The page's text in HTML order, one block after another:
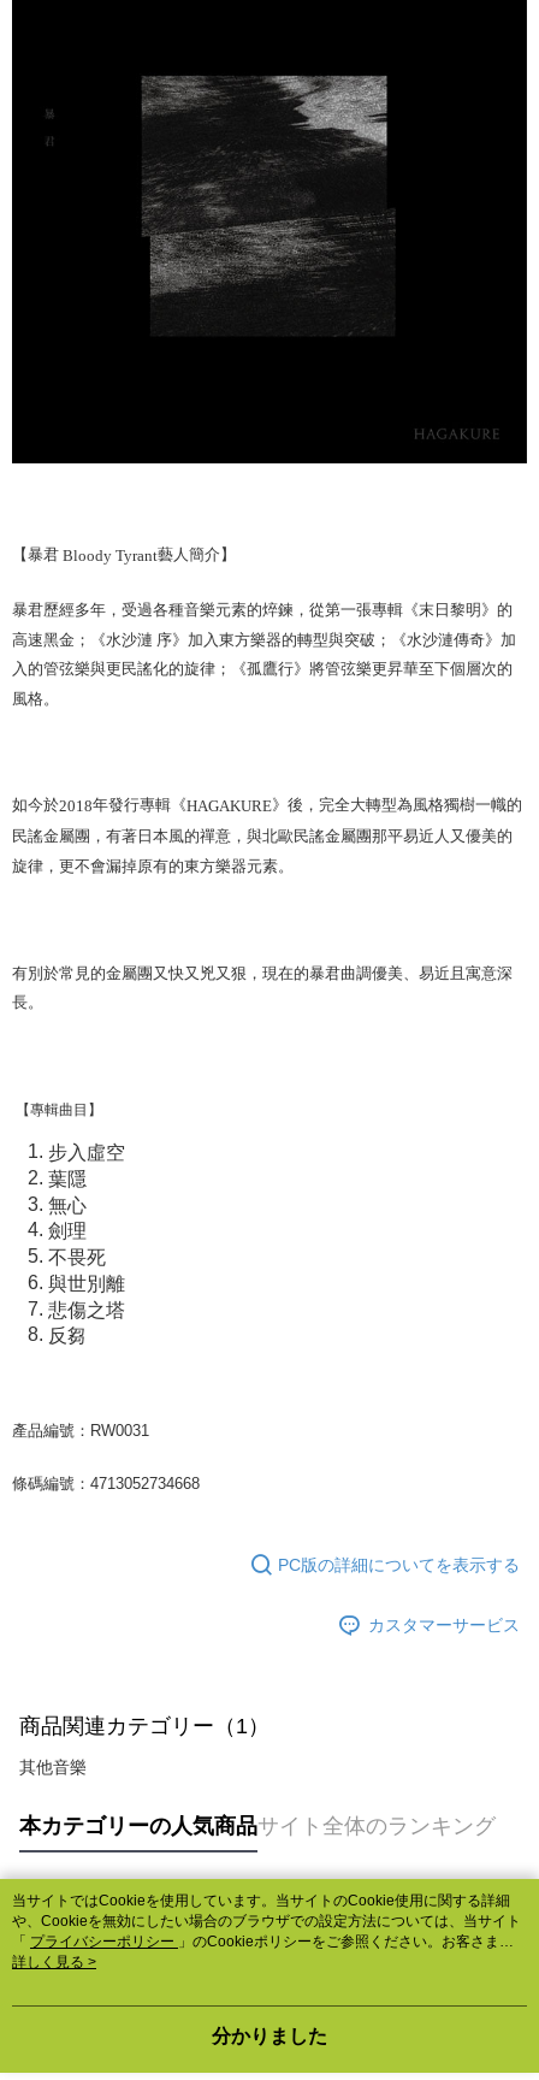
【暴君 Bloody Tyrant藝人簡介】
暴君歷經多年，受過各種音樂元素的焠鍊，從第一張專輯《末日黎明》的
高速黑金；《水沙漣 序》加入東方樂器的轉型與突破；《水沙漣傳奇》加
入的管弦樂與更民謠化的旋律；《孤鷹行》將管弦樂更昇華至下個層次的
風格。
如今於2018年發行專輯《HAGAKURE》後，完全大轉型為風格獨樹一幟的
民謠金屬團，有著日本風的禪意，與北歐民謠金屬團那平易近人又優美的
旋律，更不會漏掉原有的東方樂器元素。
有別於常見的金屬團又快又兇又狠，現在的暴君曲調優美、易近且寓意深
長。
【專輯曲目】
步入虛空
葉隱
無心
劍理
不畏死
與世別離
悲傷之塔
反芻
產品編號：RW0031
條碼編號：4713052734668
PC版の詳細についてを表示する
カスタマーサービス
商品関連カテゴリー（1）
其他音樂
本カテゴリーの人気商品サイト全体のランキング
人気タグ
当サイトではCookieを使用しています。当サイトのCookie使用に関する詳細
や、Cookieを無効にしたい場合のブラウザでの設定方法については、当サイト
「 プライバシーポリシー 」のCookieポリシーをご参照ください。お客さま
が、当サイトを引き続き使用される場合、当社がサイト利用規約のCookieポリ
詳しく見る >
分かりました